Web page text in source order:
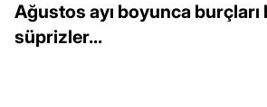
Ağustos ayı boyunca burçları
süprizler...